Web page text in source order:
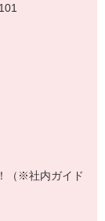
（※社内ガイド